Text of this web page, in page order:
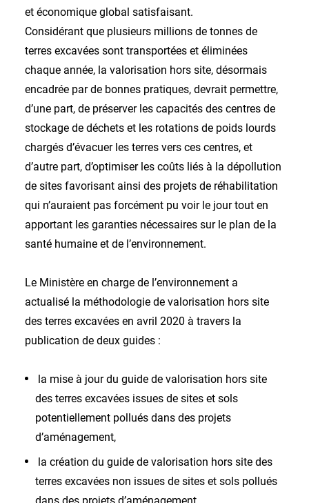
et économique global satisfaisant.
Considérant que plusieurs millions de tonnes de
terres excavées sont transportées et éliminées
chaque année, la valorisation hors site, désormais
encadrée par de bonnes pratiques, devrait permettre,
d’une part, de préserver les capacités des centres de
stockage de déchets et les rotations de poids lourds
chargés d’évacuer les terres vers ces centres, et
d’autre part, d’optimiser les coûts liés à la dépollution
de sites favorisant ainsi des projets de réhabilitation
qui n’auraient pas forcément pu voir le jour tout en
apportant les garanties nécessaires sur le plan de la
santé humaine et de l’environnement.
Le Ministère en charge de l’environnement a
actualisé la méthodologie de valorisation hors site
des terres excavées en avril 2020 à travers la
publication de deux guides :
la mise à jour du guide de valorisation hors site
des terres excavées issues de sites et sols
potentiellement pollués dans des projets
d’aménagement,
la création du guide de valorisation hors site des
terres excavées non issues de sites et sols pollués